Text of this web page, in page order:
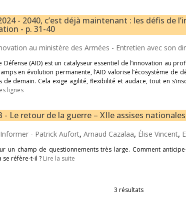
- 2040, c’est déjà maintenant : les défis de
- p. 31-40
au ministère des Armées - Entretien avec son
Défense (AID) est un catalyseur essentiel de l’innovation au
en évolution permanente, l’AID valorise l’écosystème de
de demain. Cela exige agilité, flexibilité et audace, tout en
lignes
- Le retour de la guerre – XIIe assises
- Patrick Aufort, Arnaud Cazalaa, Élise Vincent,
un champ de questionnements très large. Comment
se réfère-t-il ? Lire la suite
3 résultats